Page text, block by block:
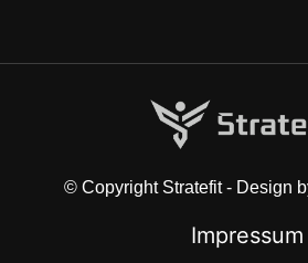
© Copyright Stratefit - Design
Impressum